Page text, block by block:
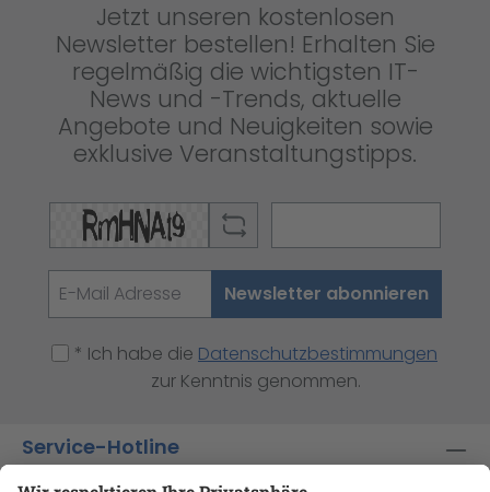
Jetzt unseren kostenlosen
Newsletter bestellen! Erhalten Sie
regelmäßig die wichtigsten IT-
News und -Trends, aktuelle
Angebote und Neuigkeiten sowie
exklusive Veranstaltungstipps.
Newsletter abonnieren
* Ich habe die Datenschutzbestimmungen
zur Kenntnis genommen.
Service-Hotline